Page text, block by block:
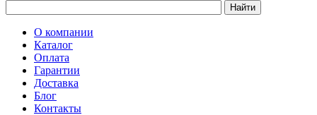
О компании
Каталог
Оплата
Гарантии
Доставка
Блог
Контакты